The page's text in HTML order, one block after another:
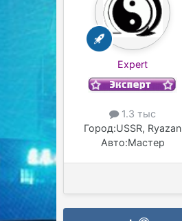
Expert
1.3 тыс
Город:USSR, Ryazan
Авто:Мастер